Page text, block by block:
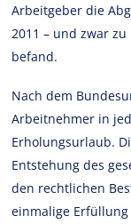
Arbeitgeber die
2011 – und zwar
befand.
Nach dem
Arbeitnehmer in
Erholungsurlaub.
Entstehung des
den rechtlichen
einmalige